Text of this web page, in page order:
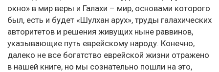
окно» в мир веры и Галахи – мир, основами которого
был, есть и будет «Шулхан арух», труды галахических
авторитетов и решения живущих ныне раввинов,
указывающие путь еврейскому народу. Конечно,
далеко не все богатство еврейской жизни отражено
в нашей книге, но мы сознательно пошли на это,